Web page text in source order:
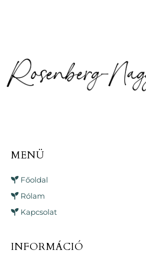
MENÜ
Főoldal
Rólam
Kapcsolat
INFORMÁCIÓ